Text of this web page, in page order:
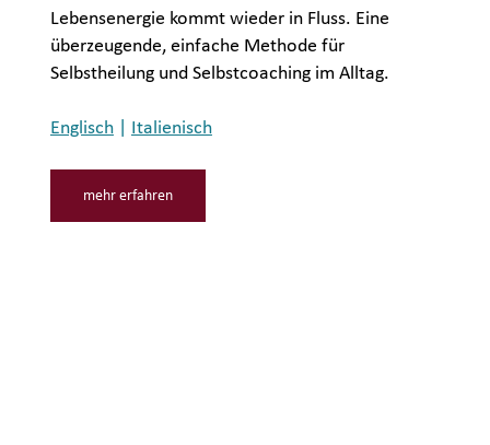
Lebensenergie kommt wieder in Fluss. Eine
überzeugende, einfache Methode für
Selbstheilung und Selbstcoaching im Alltag.
Englisch| Italienisch
mehr erfahren